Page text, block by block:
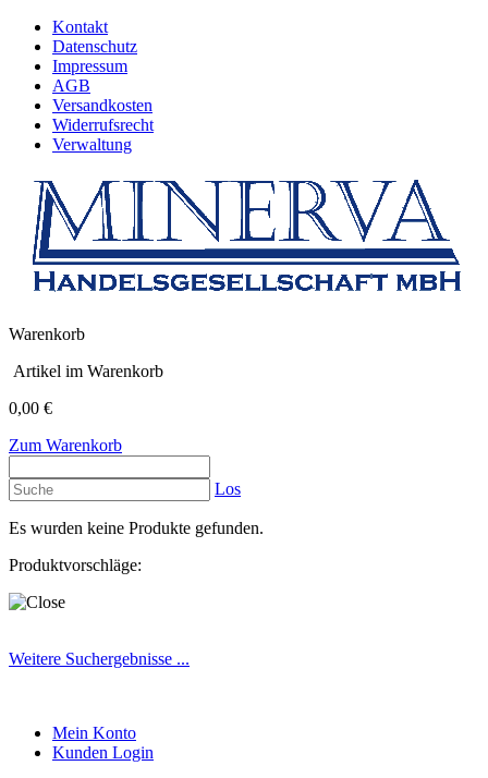
Kontakt
Datenschutz
Impressum
AGB
Versandkosten
Widerrufsrecht
Verwaltung
Warenkorb
Artikel im Warenkorb
0,00 €
Zum Warenkorb
Los
Es wurden keine Produkte gefunden.
Produktvorschläge:
Weitere Suchergebnisse ...
Mein Konto
Kunden Login